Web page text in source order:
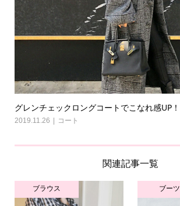
グレンチェックロングコートでこなれ感UP！
2019.11.26 コート
関連記事一覧
ブラウス ブーツ